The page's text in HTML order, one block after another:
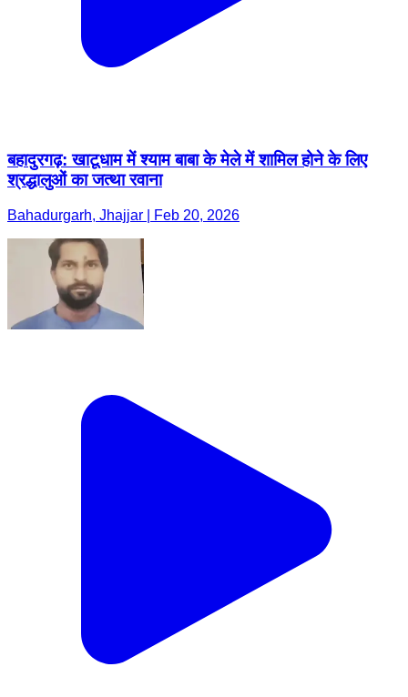
बहादुरगढ़: खाटूधाम में श्याम बाबा के मेले में शामिल होने के लिए
श्रद्धालुओं का जत्था रवाना
Bahadurgarh, Jhajjar | Feb 20, 2026